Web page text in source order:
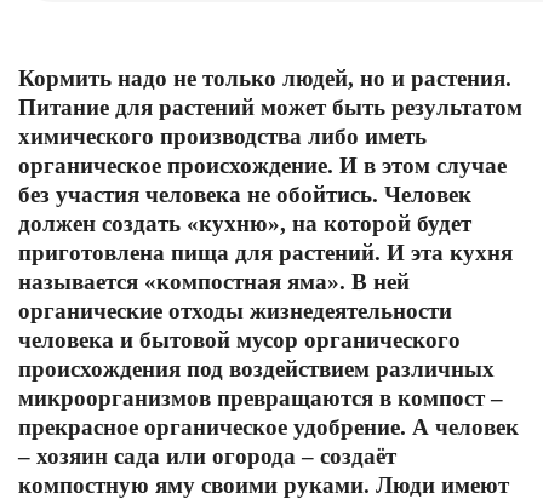
Кормить надо не только людей, но и растения.
Питание для растений может быть результатом
химического производства либо иметь
органическое происхождение. И в этом случае
без участия человека не обойтись. Человек
должен создать «кухню», на которой будет
приготовлена пища для растений. И эта кухня
называется «компостная яма». В ней
органические отходы жизнедеятельности
человека и бытовой мусор органического
происхождения под воздействием различных
микроорганизмов превращаются в компост –
прекрасное органическое удобрение. А человек
– хозяин сада или огорода – создаёт
компостную яму своими руками. Люди имеют